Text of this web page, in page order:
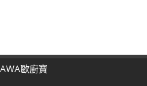
歐廚寶